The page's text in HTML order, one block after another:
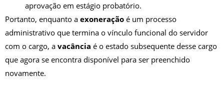
aprovação em estágio probatório.
Portanto, enquanto a exoneração é um processo
administrativo que termina o vínculo funcional do servidor
com o cargo, a vacância é o estado subsequente desse cargo
que agora se encontra disponível para ser preenchido
novamente.